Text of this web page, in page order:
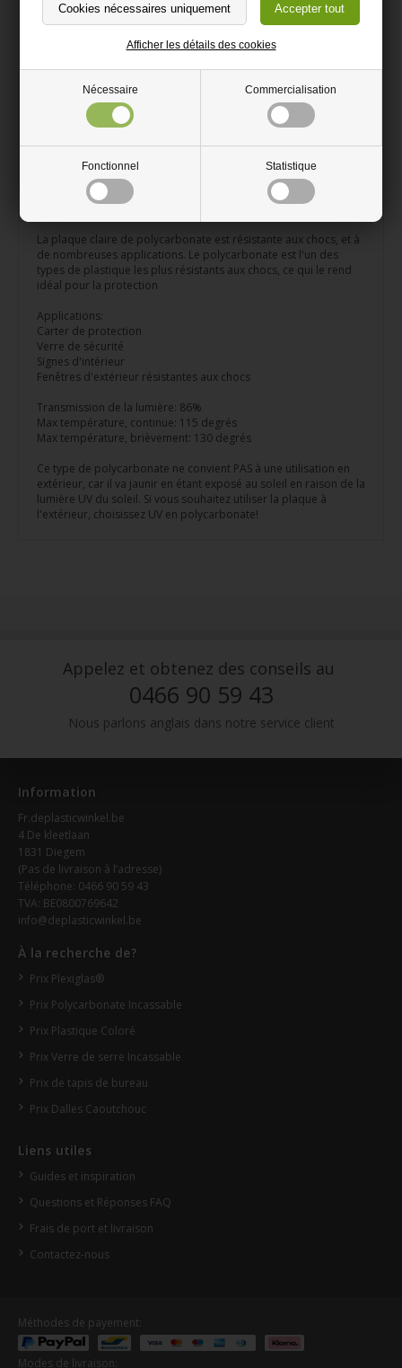
Nécessaire Commercialisation
Fonctionnel Statistique
Afficher les détails des cookies
Polycarbonate clair
Extrême résistance au poids, très difficile à briser
Ne vole pas en éclats comme le verre
Facile à couper avec une scie circulaire à dents fines, scie
sauteuse ou scie à main
Qualité supérieure allemande Polycasa
La plaque claire de polycarbonate est résistante aux chocs, et à
de nombreuses applications. Le polycarbonate est l'un des
types de plastique les plus résistants aux chocs, ce qui le rend
idéal pour la protection
Applications:
Carter de protection
Verre de sécurité
Signes d'intérieur
Fenêtres d'extérieur résistantes aux chocs
Transmission de la lumière: 86%
Max température, continue: 115 degrés
Max température, brièvement: 130 degrés
Ce type de polycarbonate ne convient PAS à une utilisation en
extérieur, car il va jaunir en étant exposé au soleil en raison de la
lumière UV du soleil. Si vous souhaitez utiliser la plaque à
l'extérieur, choisissez UV en polycarbonate!
Appelez et obtenez des conseils au
0466 90 59 43
Nous parlons anglais dans notre service client
Information
Fr.deplasticwinkel.be
4 De kleetlaan
1831 Diegem
(Pas de livraison à l’adresse)
Téléphone: 0466 90 59 43
TVA: BE0800769642
info@deplasticwinkel.be
À la recherche de?
Prix Plexiglas®
Prix Polycarbonate Incassable
Prix Plastique Coloré
Prix Verre de serre Incassable
Prix de tapis de bureau
Prix Dalles Caoutchouc
Liens utiles
Guides et inspiration
Questions et Réponses FAQ
Frais de port et livraison
Contactez-nous
Méthodes de payement:
Modes de livraison: